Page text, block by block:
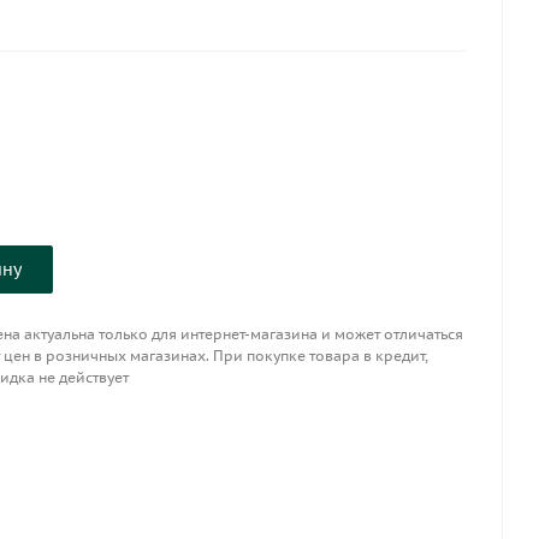
бутылка
коробе: 15 шт.
актуальна только для интернет-магазина и может отличаться
цен в розничных магазинах. При покупке товара в кредит,
не действует